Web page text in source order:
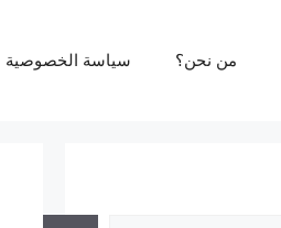
من نحن؟ سياسة الخصوصية